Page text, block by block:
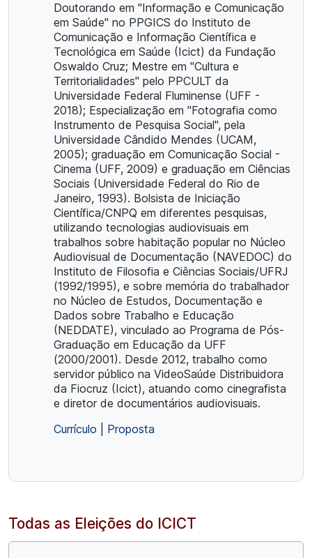
Doutorando em "Informação e Comunicação
em Saúde" no PPGICS do Instituto de
Comunicação e Informação Científica e
Tecnológica em Saúde (Icict) da Fundação
Oswaldo Cruz; Mestre em "Cultura e
Territorialidades" pelo PPCULT da
Universidade Federal Fluminense (UFF -
2018); Especialização em "Fotografia como
Instrumento de Pesquisa Social", pela
Universidade Cândido Mendes (UCAM,
2005); graduação em Comunicação Social -
Cinema (UFF, 2009) e graduação em Ciências
Sociais (Universidade Federal do Rio de
Janeiro, 1993). Bolsista de Iniciação
Científica/CNPQ em diferentes pesquisas,
utilizando tecnologias audiovisuais em
trabalhos sobre habitação popular no Núcleo
Audiovisual de Documentação (NAVEDOC) do
Instituto de Filosofia e Ciências Sociais/UFRJ
(1992/1995), e sobre memória do trabalhador
no Núcleo de Estudos, Documentação e
Dados sobre Trabalho e Educação
(NEDDATE), vinculado ao Programa de Pós-
Graduação em Educação da UFF
(2000/2001). Desde 2012, trabalho como
servidor público na VideoSaúde Distribuidora
da Fiocruz (Icict), atuando como cinegrafista
e diretor de documentários audiovisuais.
Currículo
Proposta
Todas as Eleições do ICICT